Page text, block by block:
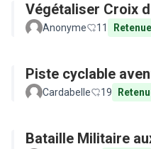
Végétaliser Croix
Anonyme 11 Retenue
Piste cyclable
Cardabelle 19
Bataille Militaire